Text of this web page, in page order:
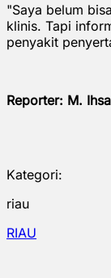
"Saya belum
klinis. Tapi
penyakit
Reporter: M.
Kategori:
riau
RIAU